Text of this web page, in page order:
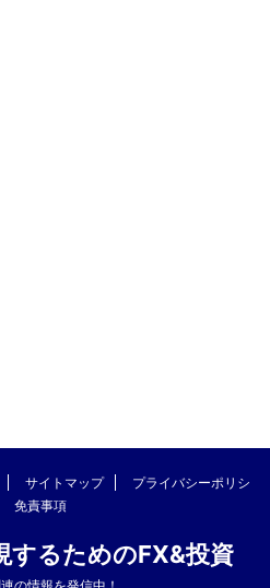
サイトマップ
プライバシーポリシ
免責事項
するためのFX&投資